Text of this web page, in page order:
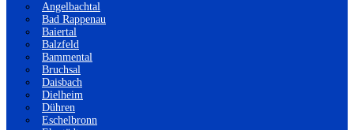
Angelbachtal
Bad Rappenau
Baiertal
Balzfeld
Bammental
Bruchsal
Daisbach
Dielheim
Dühren
Eschelbronn